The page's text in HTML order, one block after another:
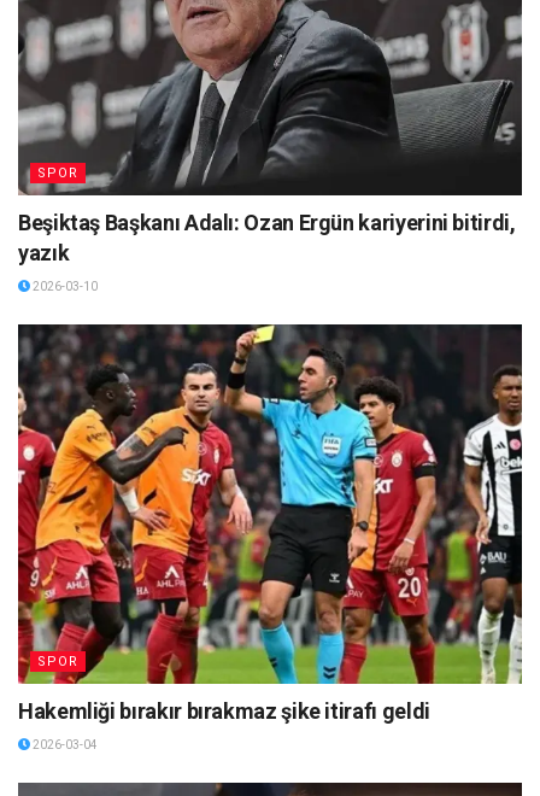
SPOR
Beşiktaş Başkanı Adalı: Ozan Ergün kariyerini bitirdi,
yazık
2026-03-10
SPOR
Hakemliği bırakır bırakmaz şike itirafı geldi
2026-03-04